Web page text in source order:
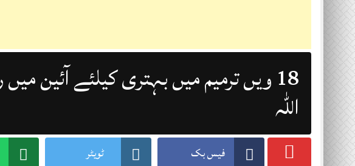
Lahore 06 August 2026
18 ویں ترمیم میں بہتری کیلئے آئین میں
اللہ
فیس بک ٹویٹر